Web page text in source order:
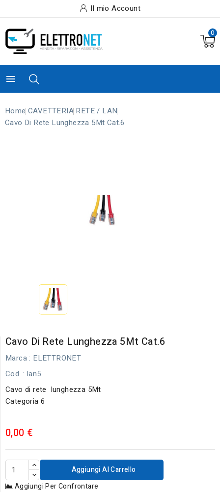
Il mio Account
0

Home CAVETTERIA RETE / LAN
Cavo Di Rete Lunghezza 5Mt Cat.6
Cavo Di Rete Lunghezza 5Mt Cat.6
Marca : ELETTRONET
Cod. : lan5
Cavo di rete lunghezza 5Mt
Categoria 6
0,00 €
Aggiungi Al Carrello
Aggiungi Per Confrontare